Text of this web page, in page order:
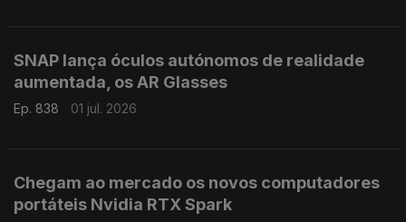
SNAP lança óculos autónomos de realidade
aumentada, os AR Glasses
Ep. 838 01 jul. 2026
Chegam ao mercado os novos computadores
portáteis Nvidia RTX Spark